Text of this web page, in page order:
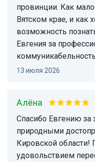
провинции. Как мало мы ещё знаем о нашем
Вятском крае, и как
возможность
Евгения за
13 июля 2026
Алёна
Спасибо Евгению за замечательное знакомство с
природными
Кировской области!
удовольствием